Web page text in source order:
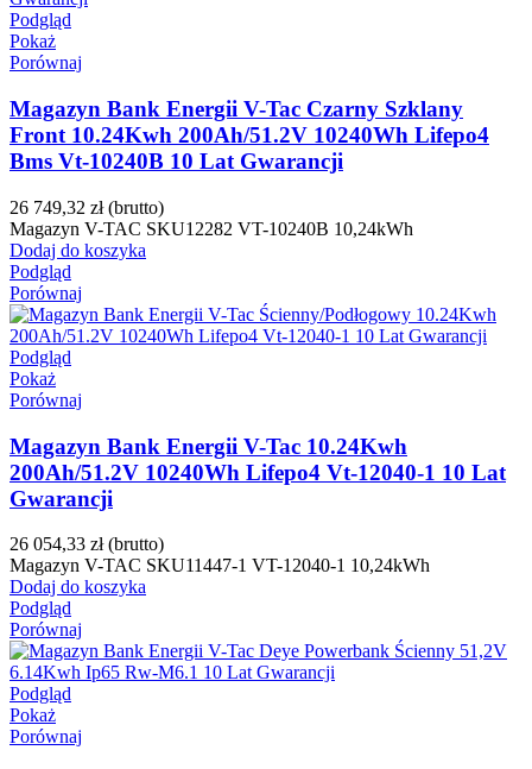
Podgląd
Pokaż
Porównaj
Magazyn Bank Energii V-Tac Czarny Szklany
Front 10.24Kwh 200Ah/51.2V 10240Wh Lifepo4
Bms Vt-10240B 10 Lat Gwarancji
26 749,32 zł (brutto)
Magazyn V-TAC SKU12282 VT-10240B 10,24kWh
Dodaj do koszyka
Podgląd
Porównaj
Podgląd
Pokaż
Porównaj
Magazyn Bank Energii V-Tac 10.24Kwh
200Ah/51.2V 10240Wh Lifepo4 Vt-12040-1 10 Lat
Gwarancji
26 054,33 zł (brutto)
Magazyn V-TAC SKU11447-1 VT-12040-1 10,24kWh
Dodaj do koszyka
Podgląd
Porównaj
Podgląd
Pokaż
Porównaj